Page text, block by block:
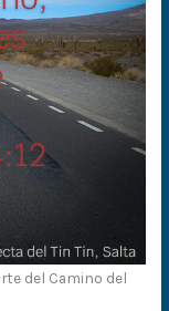
del Camino del